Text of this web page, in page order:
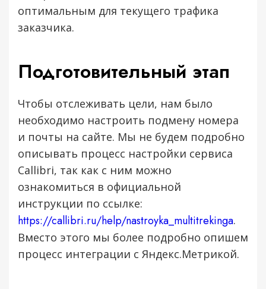
оптимальным для текущего трафика
заказчика.
Подготовительный этап
Чтобы отслеживать цели, нам было
необходимо настроить подмену номера
и почты на сайте. Мы не будем подробно
описывать процесс настройки сервиса
Callibri, так как с ним можно
ознакомиться в официальной
инструкции по ссылке:
https://callibri.ru/help/nastroyka_multitrekinga.
Вместо этого мы более подробно опишем
процесс интеграции с Яндекс.Метрикой.